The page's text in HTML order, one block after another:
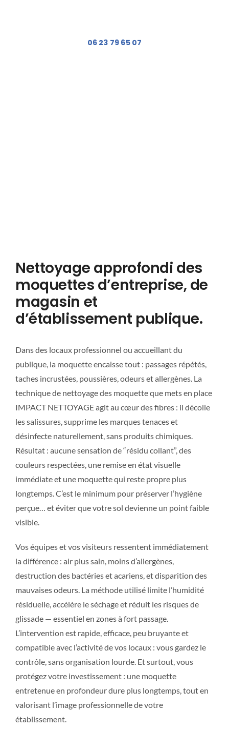
06 23 79 65 07
Nettoyage approfondi des
moquettes d’entreprise, de
magasin et
d’établissement publique.
Dans des locaux professionnel ou accueillant du
publique, la moquette encaisse tout : passages répétés,
taches incrustées, poussières, odeurs et allergènes. La
technique de nettoyage des moquette que mets en place
IMPACT NETTOYAGE agit au cœur des fibres : il décolle
les salissures, supprime les marques tenaces et
désinfecte naturellement, sans produits chimiques.
Résultat : aucune sensation de “résidu collant”, des
couleurs respectées, une remise en état visuelle
immédiate et une moquette qui reste propre plus
longtemps. C’est le minimum pour préserver l’hygiène
perçue… et éviter que votre sol devienne un point faible
visible.
Vos équipes et vos visiteurs ressentent immédiatement
la différence : air plus sain, moins d’allergènes,
destruction des bactéries et acariens, et disparition des
mauvaises odeurs. La méthode utilisé limite l’humidité
résiduelle, accélère le séchage et réduit les risques de
glissade — essentiel en zones à fort passage.
L’intervention est rapide, efficace, peu bruyante et
compatible avec l’activité de vos locaux : vous gardez le
contrôle, sans organisation lourde. Et surtout, vous
protégez votre investissement : une moquette
entretenue en profondeur dure plus longtemps, tout en
valorisant l’image professionnelle de votre
établissement.